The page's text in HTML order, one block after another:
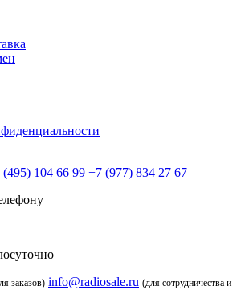
(495) 104 66 99 +7 (977) 834 27 67
заказов) info@radiosale.ru (для сотрудничества и